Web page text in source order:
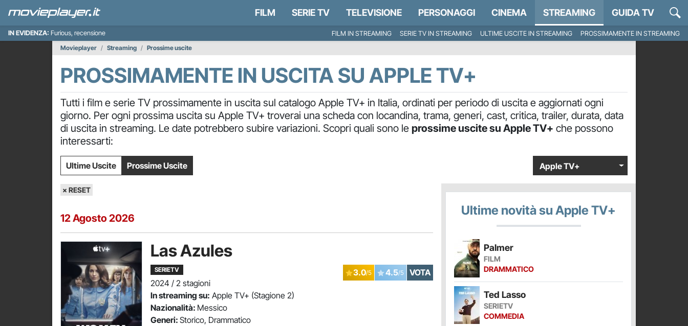
FILM SERIE TV TELEVISIONE PERSONAGGI CINEMA STREAMING GUIDA TV
IN EVIDENZA: Furious, recensione FILM IN STREAMING SERIE TV IN STREAMING ULTIME USCITE IN STREAMING
PROSSIMAMENTE IN STREAMING
Movieplayer
Streaming Prossime uscite
PROSSIMAMENTE IN USCITA SU APPLE TV+
Tutti i film e serie TV prossimamente in uscita sul catalogo Apple TV+ in Italia, ordinati per periodo di uscita e aggiornati ogni
giorno. Per ogni prossima uscita su Apple TV+ troverai una scheda con locandina, trama, generi, cast, critica, trailer, durata, data
di uscita in streaming. Le date potrebbero subire variazioni. Scopri quali sono le prossime uscite su Apple TV+ che possono
interessarti:
Ultime Uscite Prossime Uscite Apple TV+
× RESET
12 Agosto 2026
Las Azules
3.0/5 4.5/5 VOTA
SERIETV
2024 / 2 stagioni
In streaming su: Apple TV+ (Stagione 2)
Nazionalità: Messico
Generi: Storico, Drammatico
Ultime novità su Apple TV+
Palmer
FILM
DRAMMATICO
Ted Lasso
SERIETV
COMMEDIA